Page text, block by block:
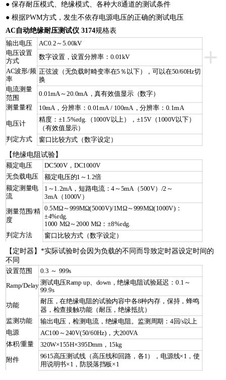
● 保存耐压模式、绝缘模式、各种大8通道的测试条件
● 根据PWM方式，发生不依存电源电压的正确的测试电压
AC自动绝缘耐压测试仪 3174规格表
+
输出电压
AC0.2～5.00kV
电压设置
方式
数字设置，设置分辨率：0.01kV
AC波形/频
率
正弦波（无负载时畸变率在5％以下），可以在50/60Hz切
换
电流测量
范围
0.01mA～20.0mA，真有效值显示（数字）
测量量程 10mA，分辨率：0.01mA / 100mA，分辨率：0.1mA
电压计
精度：±1.5%rdg.（1000V以上），±15V（1000V以下）
（有效值显示）
判定方式
窗口比较方式（数字设定）
【绝缘电阻试验】
额定电压
DC500V，DC1000V
无负载电压
额定电压的1～1.2倍
额定测量电
流
1～1.2mA，短路电流：4～5mA（500V）/2～
3mA（1000V）
测量范围/精
度
0.5MΩ～999MΩ(5000V)/1MΩ～999MΩ(1000V)：
±4%rdg.
1000 MΩ～2000 MΩ：±8%rdg.
判定方法
窗口比较方式（数字设定）
【定时器】*实际试验时会因为负载的不同而导致定时器设定时间的
不同
设置范围 0.3 ～ 999s
Ramp/Delay 测试电压Ramp up、down，绝缘电阻试验延迟：0.1～
99.9s
功能
耐压，在绝缘电阻的试验内容中各8种内存，保持，蜂鸣
器，检查接触功能（耐压，绝缘抵抗）
监测功能
输出电压，检测电流，绝缘电阻。监测周期：4回/s以上
电源
AC100～240V(50/60Hz)，大200VA
体积/重量
320W×155H×395Dmm，15kg
附件
9615高压测试线（高压线和回路，各1），电源线×1，使
用说明书×1，防脱落挡板×1